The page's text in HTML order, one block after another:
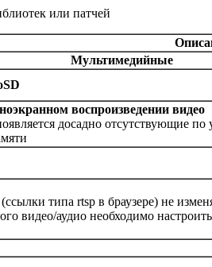
или патчей
Мультимедийные
воспроизведении видео
досадно
типа rtsp в браузере) не
видео/аудио необходимо